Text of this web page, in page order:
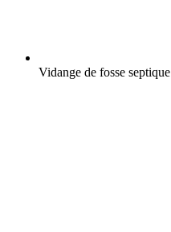
Vidange de fosse septique